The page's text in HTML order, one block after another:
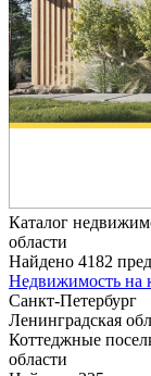
Каталог
области
Найдено 4182
Недвижимость на
Санкт-Петербург
Ленинградская
Коттеджные
области